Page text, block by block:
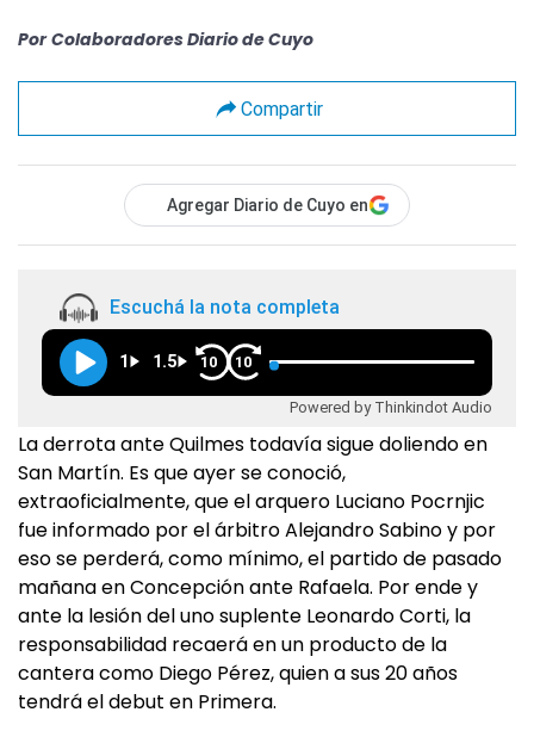
Por Colaboradores Diario de Cuyo
Compartir
Agregar Diario de Cuyo en
Escuchá la nota completa
1 1.5 10 10
Powered by Thinkindot Audio
La derrota ante Quilmes todavía sigue doliendo en
San Martín. Es que ayer se conoció,
extraoficialmente, que el arquero Luciano Pocrnjic
fue informado por el árbitro Alejandro Sabino y por
eso se perderá, como mínimo, el partido de pasado
mañana en Concepción ante Rafaela. Por ende y
ante la lesión del uno suplente Leonardo Corti, la
responsabilidad recaerá en un producto de la
cantera como Diego Pérez, quien a sus 20 años
tendrá el debut en Primera.